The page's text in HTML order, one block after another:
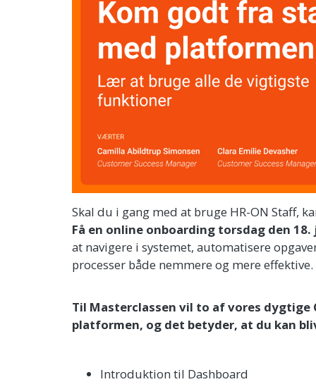
Skal du i gang med at bruge HR-ON Staff,
Få en online onboarding torsdag den 18.
at navigere i systemet, automatisere
processer både nemmere og mere effektive.
Til Masterclassen vil to af vores dygtige
platformen, og det betyder, at du kan
Introduktion til Dashboard